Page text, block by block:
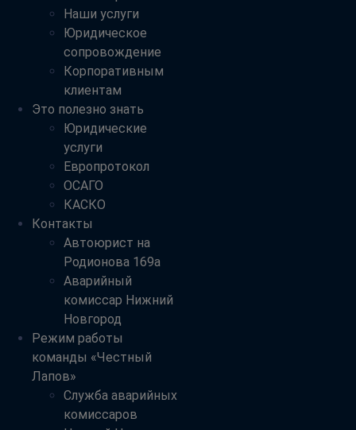
Наши услуги
Юридическое
сопровождение
Корпоративным
клиентам
Это полезно знать
Юридические
услуги
Европротокол
ОСАГО
КАСКО
Контакты
Автоюрист на
Родионова 169а
Аварийный
комиссар Нижний
Новгород
Режим работы
команды «Честный
Лапов»
Служба аварийных
комиссаров